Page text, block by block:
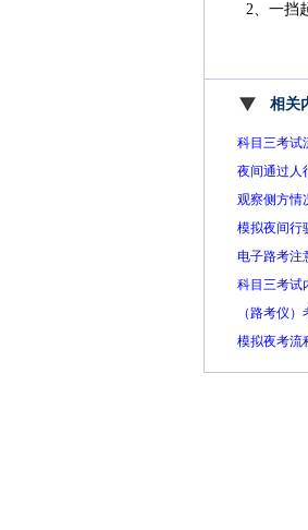
2、一挡
相关
科目三考试
夜间通过人
观察侧方情
模拟夜间行
电子路考注
科目三考试
（路考仪
模拟夜考流